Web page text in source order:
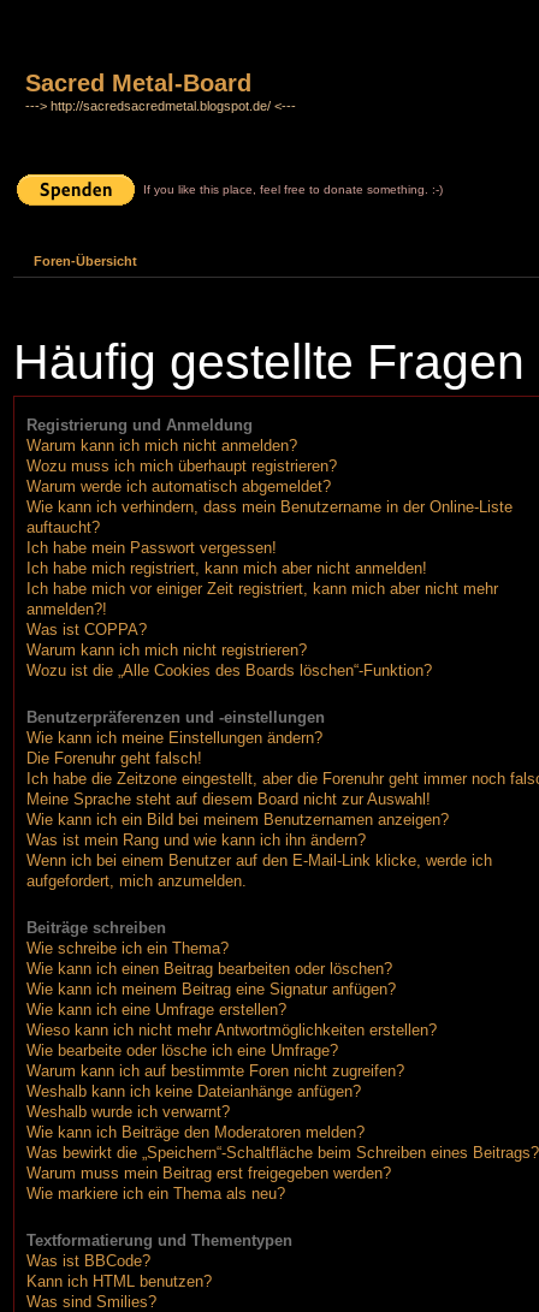
Sacred Metal-Board
---> http://sacredsacredmetal.blogspot.de/ <---
If you like this place, feel free to donate something. :-)
Foren-Übersicht
Häufig gestellte Fragen
Registrierung und Anmeldung
Warum kann ich mich nicht anmelden?
Wozu muss ich mich überhaupt registrieren?
Warum werde ich automatisch abgemeldet?
Wie kann ich verhindern, dass mein Benutzername in der Online-Liste
auftaucht?
Ich habe mein Passwort vergessen!
Ich habe mich registriert, kann mich aber nicht anmelden!
Ich habe mich vor einiger Zeit registriert, kann mich aber nicht mehr
anmelden?!
Was ist COPPA?
Warum kann ich mich nicht registrieren?
Wozu ist die „Alle Cookies des Boards löschen“-Funktion?
Benutzerpräferenzen und -einstellungen
Wie kann ich meine Einstellungen ändern?
Die Forenuhr geht falsch!
Ich habe die Zeitzone eingestellt, aber die Forenuhr geht immer noch
Meine Sprache steht auf diesem Board nicht zur Auswahl!
Wie kann ich ein Bild bei meinem Benutzernamen anzeigen?
Was ist mein Rang und wie kann ich ihn ändern?
Wenn ich bei einem Benutzer auf den E-Mail-Link klicke, werde ich
aufgefordert, mich anzumelden.
Beiträge schreiben
Wie schreibe ich ein Thema?
Wie kann ich einen Beitrag bearbeiten oder löschen?
Wie kann ich meinem Beitrag eine Signatur anfügen?
Wie kann ich eine Umfrage erstellen?
Wieso kann ich nicht mehr Antwortmöglichkeiten erstellen?
Wie bearbeite oder lösche ich eine Umfrage?
Warum kann ich auf bestimmte Foren nicht zugreifen?
Weshalb kann ich keine Dateianhänge anfügen?
Weshalb wurde ich verwarnt?
Wie kann ich Beiträge den Moderatoren melden?
Was bewirkt die „Speichern“-Schaltfläche beim Schreiben eines Beitrags?
Warum muss mein Beitrag erst freigegeben werden?
Wie markiere ich ein Thema als neu?
Textformatierung und Thementypen
Was ist BBCode?
Kann ich HTML benutzen?
Was sind Smilies?